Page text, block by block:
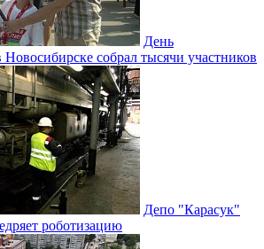
День
собрал тысячи участников
Депо "Карасук"
роботизацию